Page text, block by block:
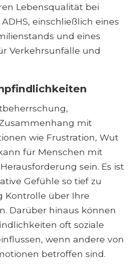
Lebensqualität bei
einschließlich eines
und eines
Verkehrsunfälle und
mit
wie Frustration, Wut
für Menschen mit
sein. Es ist
Gefühle so tief zu
Kontrolle über Ihre
Darüber hinaus können
oft soziale
wenn andere von
betroffen sind.